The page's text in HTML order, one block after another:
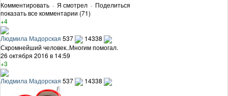
Комментировать · Я смотрел · Поделиться
показать все комментарии (71)
+4
Людмила Мадорская 537
14338
Скромнейший человек..Многим помогал.
26 октября 2016 в 14:59
+3
Людмила Мадорская 537 14338